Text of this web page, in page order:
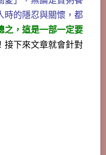
時的隱忍與關懷，都
之，這是一部一定要
！接下來文章就會針對